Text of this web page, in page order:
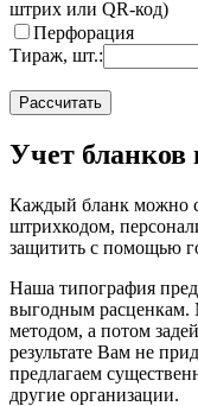
штрих или QR-код)
Перфорация
Тираж, шт.:
Рассчитать
Учет бланков
Каждый бланк можно
штрихкодом,
защитить с помощью
Наша типография
выгодным расценкам.
методом, а потом
результате Вам не
предлагаем
другие организации.